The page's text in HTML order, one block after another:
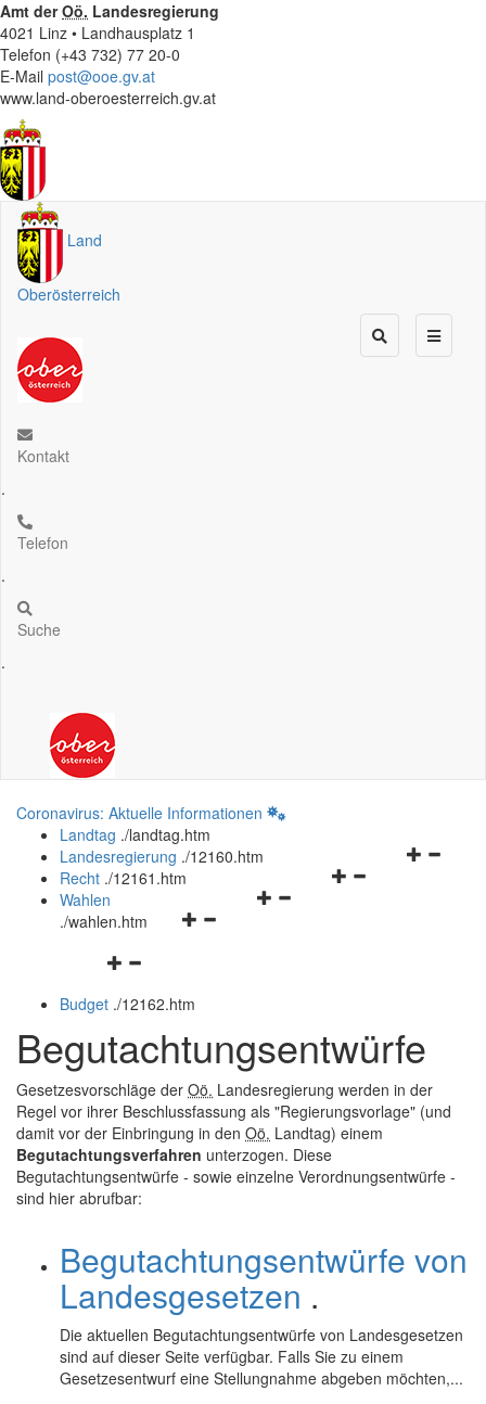
Amt derOö. Landesregierung
4021 Linz • Landhausplatz 1
Telefon (+43 732) 77 20-0
E-Mail post@ooe.gv.at
www.land-oberoesterreich.gv.at
Land
Oberösterreich
Kontakt
.
Telefon
.
Suche
.
Coronavirus: Aktuelle Informationen
Landtag ./landtag.htm
Navigationsmenü
Landesregierung ./12160.htm
Navigationsmenü
Recht ./12161.htm
Navigationsmenü
Wahlen
./wahlen.htm
Navigationsmenü
und
Budget ./12162.htm
Begutachtungsentwürfe
Gesetzesvorschläge der Oö. Landesregierung werden in der
Regel vor ihrer Beschlussfassung als "Regierungsvorlage" (und
damit vor der Einbringung in den Oö. Landtag) einem
Begutachtungsverfahren unterzogen. Diese
Begutachtungsentwürfe - sowie einzelne Verordnungsentwürfe -
sind hier abrufbar:
Begutachtungsentwürfe von
Landesgesetzen .
Die aktuellen Begutachtungsentwürfe von Landesgesetzen
sind auf dieser Seite verfügbar. Falls Sie zu einem
Gesetzesentwurf eine Stellungnahme abgeben möchten,...